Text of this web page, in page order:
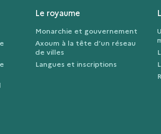
Le royaume
Monarchie et gouvernement
Axoum à la tête d’un réseau
de villes
Langues et inscriptions